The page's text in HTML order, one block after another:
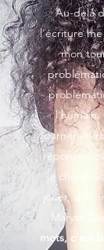
Au-delà
l'écriture
mon
l'humain.
tourner en
réponses,
je
jouer,
Maryse
mots, c'est